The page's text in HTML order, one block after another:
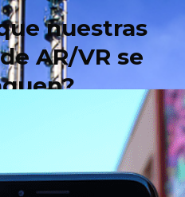
nuestras
AR/VR se